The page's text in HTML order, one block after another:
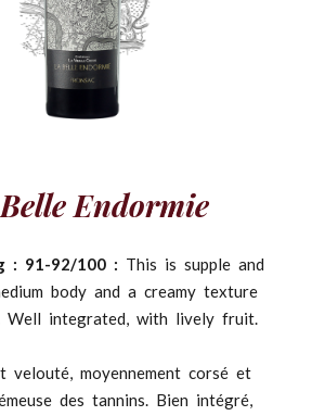
Endormie
: 91-92/100 : This is supple and
body and a creamy texture
Well integrated, with lively fruit.
velouté, moyennement corsé et
des tannins. Bien intégré,